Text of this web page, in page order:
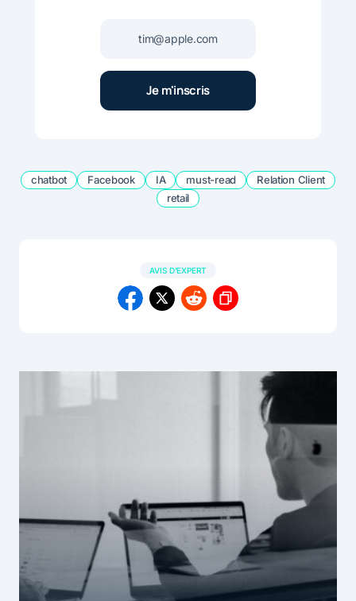
chatbot Facebook IA must-read
Relation Client
retail
AVIS D'EXPERT